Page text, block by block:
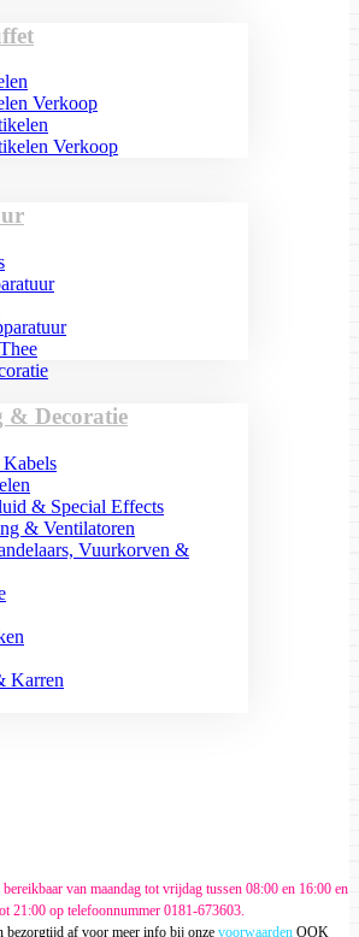
Verkoop
Verkoop
Decoratie
& Special Effects
& Ventilatoren
Vuurkorven &
Karren
van maandag tot vrijdag tussen 08:00 en 16:00 en
21:00 op telefoonnummer 0181-673603.
af voor meer info bij onze voorwaarden OOK